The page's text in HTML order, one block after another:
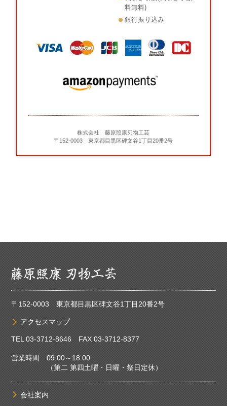
料無料)
銀行振り込み
株式会社 藤原照康刃物工芸
〒152-0003 東京都目黒区碑文谷1丁目20番2号
〒152-0003 東京都目黒区碑文谷1丁目20番2号
アクセスマップ
TEL03-3712-8646FAX 03-3712-8377
営業時間 09:00～18:00
（第二 第四土曜・日曜・祭日定休）
会社案内